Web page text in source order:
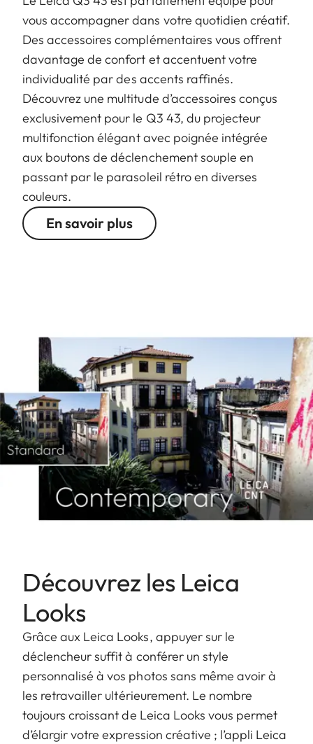
vous accompagner dans votre quotidien créatif.
Des accessoires complémentaires vous offrent
davantage de confort et accentuent votre
individualité par des accents raffinés.
Découvrez une multitude d’accessoires conçus
exclusivement pour le Q3 43, du projecteur
multifonction élégant avec poignée intégrée
aux boutons de déclenchement souple en
passant par le parasoleil rétro en diverses
couleurs.
En savoir plus
Découvrez les Leica
Looks
Grâce aux Leica Looks, appuyer sur le
déclencheur suffit à conférer un style
personnalisé à vos photos sans même avoir à
les retravailler ultérieurement. Le nombre
toujours croissant de Leica Looks vous permet
d’élargir votre expression créative ; l’appli Leica